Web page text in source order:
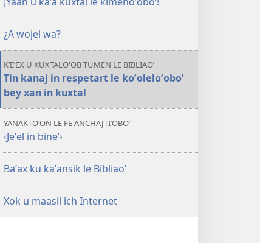
¿A wojel wa?
KʼEʼEX U KUXTALO'OB TUMEN LE BIBLIAOʼ
Tin kanaj in respetart le koʼoleloʼoboʼ
bey xan in kuxtal
YANAKTOʼON LE FE ANCHAJTIʼOBOʼ
‹Jeʼel in bineʼ›
Baʼax ku kaʼansik le Bibliaoʼ
Xok u maasil ich Internet